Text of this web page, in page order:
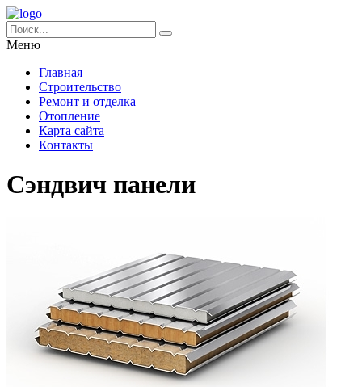
Меню
Главная
Строительство
Ремонт и отделка
Отопление
Карта сайта
Контакты
Сэндвич панели